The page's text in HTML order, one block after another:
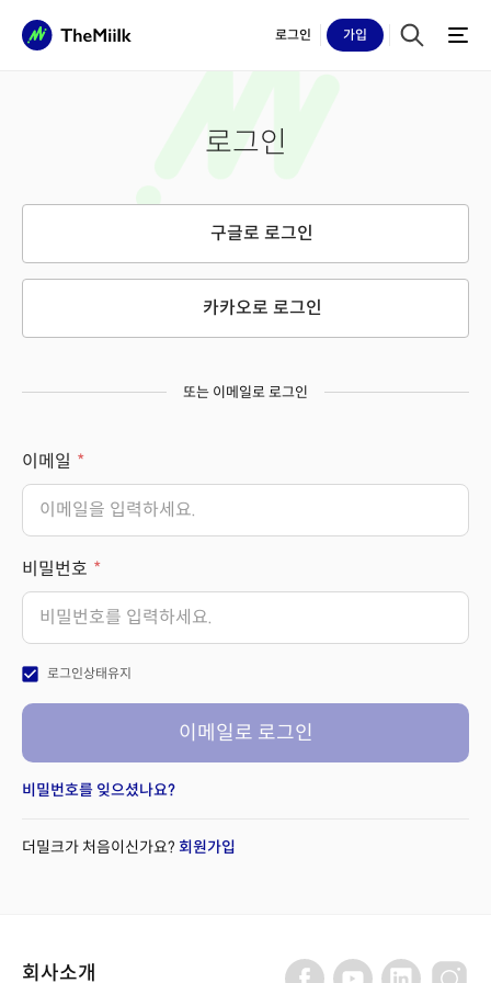
로그인 가입
로그인
구글로 로그인
카카오로 로그인
또는 이메일로 로그인
이메일
비밀번호
check_box 로그인상태유지
이메일로 로그인
비밀번호를 잊으셨나요?
더밀크가 처음이신가요? 회원가입
회사소개